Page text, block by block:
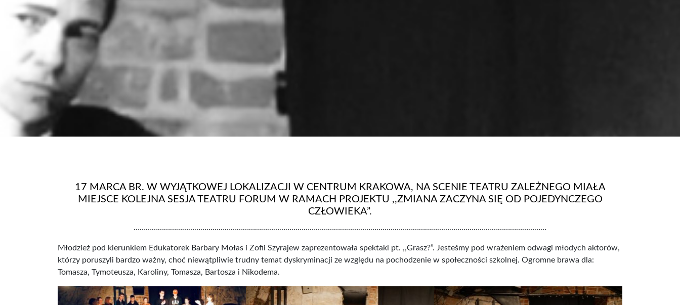
17 MARCA BR. W WYJĄTKOWEJ LOKALIZACJI W CENTRUM KRAKOWA, NA SCENIE TEATRU ZALEŻNEGO MIAŁA
MIEJSCE KOLEJNA SESJA TEATRU FORUM W RAMACH PROJEKTU ,,ZMIANA ZACZYNA SIĘ OD POJEDYNCZEGO
CZŁOWIEKA”.
……………………………………………………………………………………………………………………………………………………………………………………
Młodzież pod kierunkiem Edukatorek Barbary Mołas i Zofii Szyrajew zaprezentowała spektakl pt. ,,Grasz?”. Jesteśmy pod wrażeniem odwagi młodych aktorów,
którzy poruszyli bardzo ważny, choć niewątpliwie trudny temat dyskryminacji ze względu na pochodzenie w społeczności szkolnej. Ogromne brawa dla:
Tomasza, Tymoteusza, Karoliny, Tomasza, Bartosza i Nikodema.